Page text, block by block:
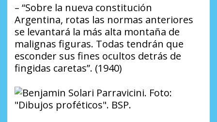
– “Sobre la nueva constitución
Argentina, rotas las normas anteriores
se levantará la más alta montaña de
malignas figuras. Todas tendrán que
esconder sus fines ocultos detrás de
fingidas caretas”. (1940)